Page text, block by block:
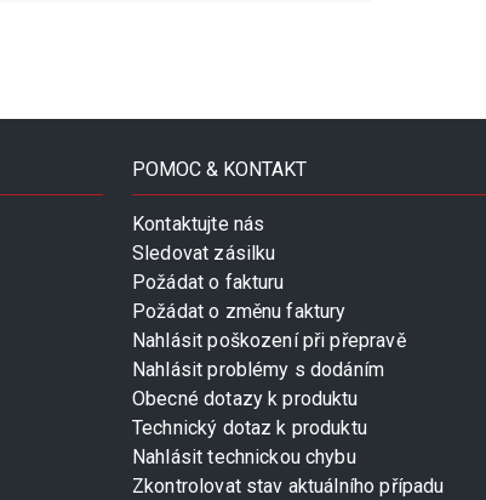
POMOC & KONTAKT
Kontaktujte nás
Sledovat zásilku
Požádat o fakturu
Požádat o změnu faktury
Nahlásit poškození při přepravě
Nahlásit problémy s dodáním
Obecné dotazy k produktu
Technický dotaz k produktu
Nahlásit technickou chybu
Zkontrolovat stav aktuálního případu